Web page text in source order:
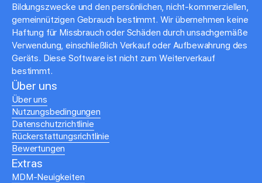
Bildungszwecke und den persönlichen, nicht-kommerziellen,
gemeinnützigen Gebrauch bestimmt. Wir übernehmen keine
Haftung für Missbrauch oder Schäden durch unsachgemäße
Verwendung, einschließlich Verkauf oder Aufbewahrung des
Geräts. Diese Software ist nicht zum Weiterverkauf
bestimmt.
Über uns
Über uns
Nutzungsbedingungen
Datenschutzrichtlinie
Rückerstattungsrichtlinie
Bewertungen
Extras
MDM-Neuigkeiten